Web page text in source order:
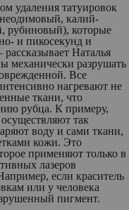
удаления татуировок
калий-
рубиновый), которые
и пикосекунд и
Наталья
разрушать
Все
нагревают не
ткани, что
рубца. К примеру,
так
воду и сами ткани,
кожи. Это
применяют только в
лазеров
если краситель
или у человека
пигмент.